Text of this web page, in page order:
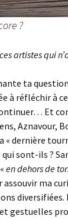
?
artistes qui
ta
à réfléchir à
Et
Aznavour,
dernière
qui sont-ils ?
en dehors de
ma
gestuelles